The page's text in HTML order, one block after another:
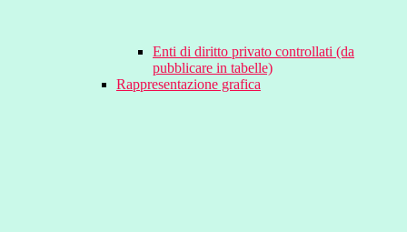
Enti di diritto privato controllati (da
pubblicare in tabelle)
Rappresentazione grafica